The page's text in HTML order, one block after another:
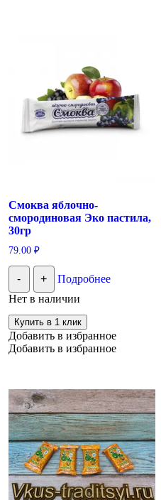
Смоква яблочно-
смородиновая Эко пастила,
30гр
79.00 ₽
- +
Подробнее
Нет в наличии
Купить в 1 клик
Добавить в избранное
Добавить в избранное